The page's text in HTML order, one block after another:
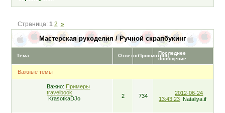
Мастерская рукоделия / Ручной скрапбукинг
Страница: 1 2 »
Тема ОтветовПросмотровПоследнее
сообщение
Важные темы
Важно: Примеры
travelbook
KrasotkaDJo
2 734
2012-06-24
13:43:23 Nataliya.if